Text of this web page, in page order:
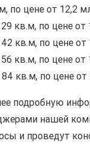
по цене от 12,2
кв.м, по цене от
кв.м, по цене от
кв.м, по цене от
кв.м, по цене от
подробную
нашей
и проведут